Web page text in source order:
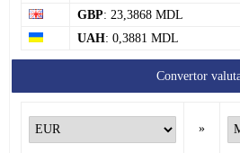
GBP: 23,3868 MDL
UAH: 0,3881 MDL
Convertor
»